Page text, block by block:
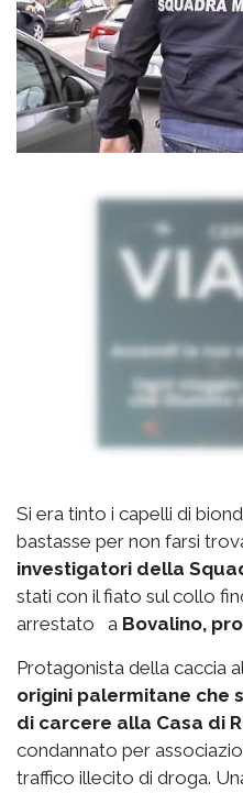
Si era tinto i capelli di
bastasse per non farsi
investigatori della
stati con il fiato sul collo
arrestato a Bovalino,
Protagonista della caccia
origini palermitane che
di carcere alla Casa di
condannato per
traffico illecito di droga.